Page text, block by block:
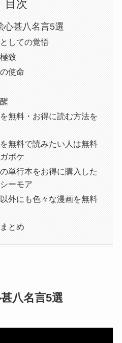
目次
心甚八名言5選
しての覚悟
致
使命
無料・お得に読む方法を
無料で読みたい人は無料
ポケ
単行本をお得に購入した
ーモア
外にも色々な漫画を無料
とめ
八名言5選